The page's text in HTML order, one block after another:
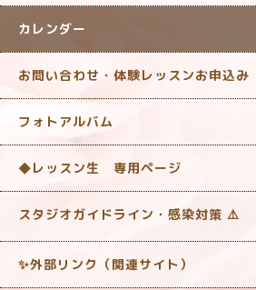
カレンダー
お問い合わせ・体験レッスンお申込み
フォトアルバム
◆レッスン生 専用ページ
スタジオガイドライン・感染対策 ‎⚠️
✨外部リンク（関連サイト）